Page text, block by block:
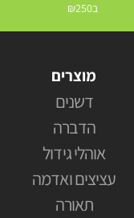
ב₪250
מוצרים
דשנים
הדברה
אוהלי גידול
עציצים ואדמה
תאורה